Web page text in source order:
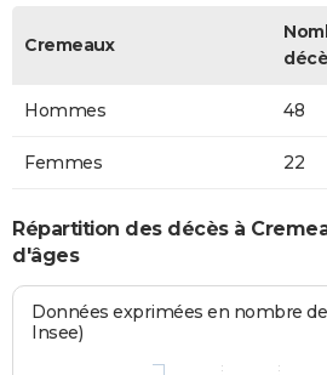
Cremeaux
Hommes 48
Femmes 22
Répartition des décès à
d'âges
Données exprimées en nombre de
Insee)